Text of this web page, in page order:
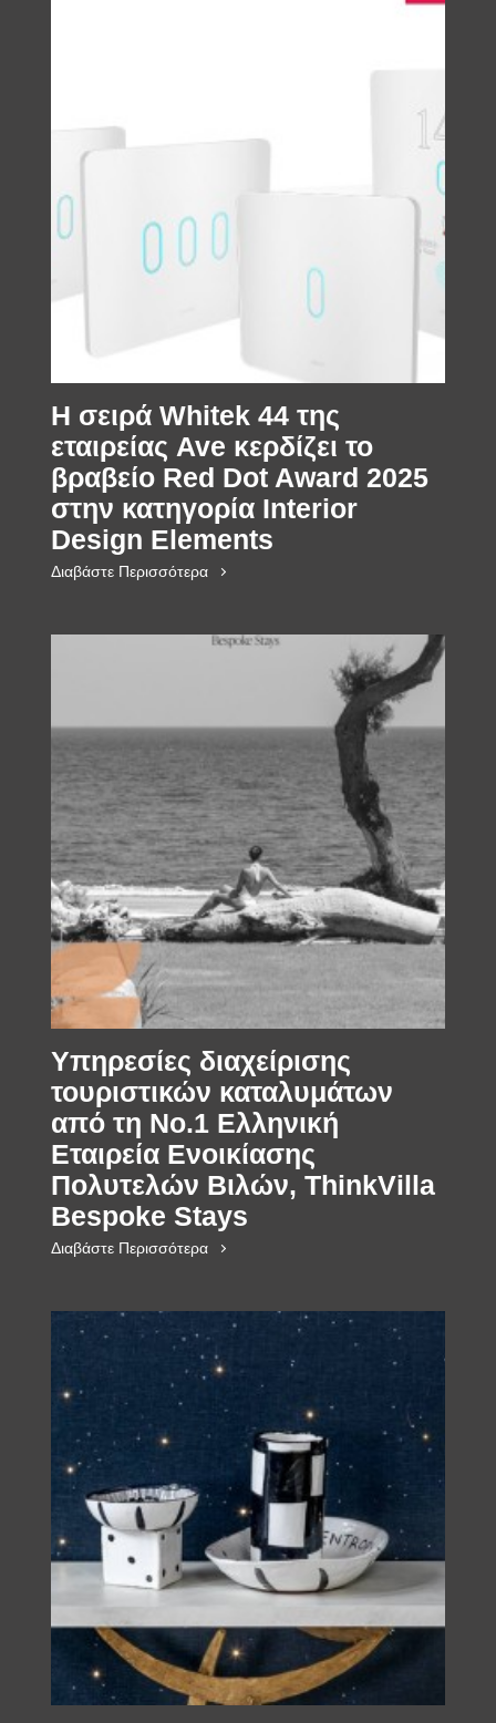
Η σειρά Whitek 44 της
εταιρείας Ave κερδίζει το
βραβείο Red Dot Award 2025
στην κατηγορία Interior
Design Elements
Διαβάστε Περισσότερα
Υπηρεσίες διαχείρισης
τουριστικών καταλυμάτων
από τη Νο.1 Ελληνική
Εταιρεία Ενοικίασης
Πολυτελών Βιλών, ThinkVilla
Bespoke Stays
Διαβάστε Περισσότερα
SUBSCRIBE